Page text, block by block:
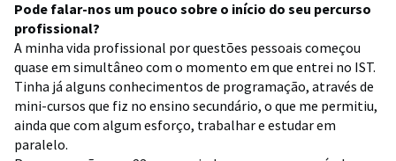
Pode falar-nos um pouco sobre o início do seu percurso
profissional?
A minha vida profissional por questões pessoais começou
quase em simultâneo com o momento em que entrei no IST.
Tinha já alguns conhecimentos de programação, através de
mini-cursos que fiz no ensino secundário, o que me permitiu,
ainda que com algum esforço, trabalhar e estudar em
paralelo.